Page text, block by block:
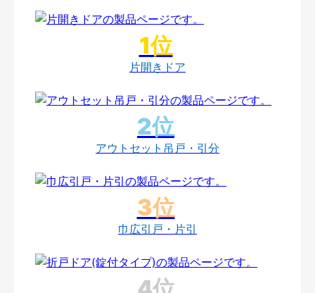
片開きドア
アウトセット吊戸・引分
巾広引戸・片引